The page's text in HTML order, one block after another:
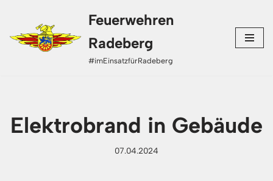
Zum
Inhalt
Feuerwehren
Radeberg
#imEinsatzfürRadeberg
Elektrobrand in Gebäude
07.04.2024